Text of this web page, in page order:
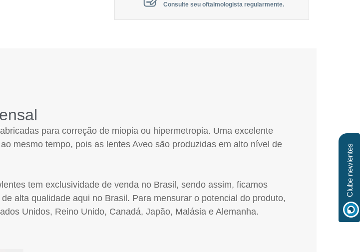
Consulte seu oftalmologista regularmente.
para correção de miopia ou hipermetropia. Uma excelente
mesmo tempo, pois as lentes Aveo são produzidas em alto nível de
tem exclusividade de venda no Brasil, sendo assim, ficamos
alta qualidade aqui no Brasil. Para mensurar o potencial do produto,
Unidos, Reino Unido, Canadá, Japão, Malásia e Alemanha.
Clube newlentes